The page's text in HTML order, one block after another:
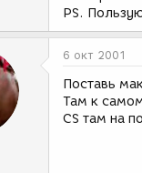
PS.
6 окт 2001
Поставь
Там к
CS там на